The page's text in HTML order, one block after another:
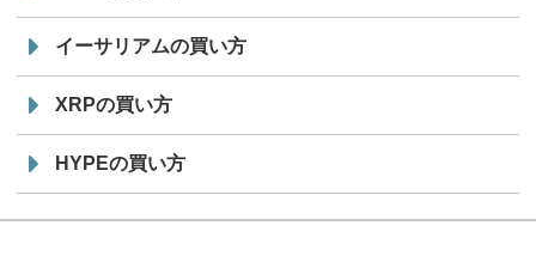
イーサリアムの買い方
XRPの買い方
HYPEの買い方